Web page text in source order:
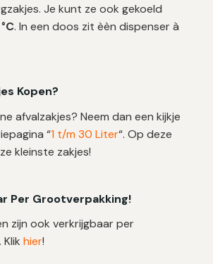
Je kunt ze ook gekoeld
°C. In een doos zit èèn dispenser à
Kopen?
afvalzakjes? Neem dan een kijkje
“1 t/m 30 Liter“. Op deze
kleinste zakjes!
Per Grootverpakking!
zijn ook verkrijgbaar per
hier!